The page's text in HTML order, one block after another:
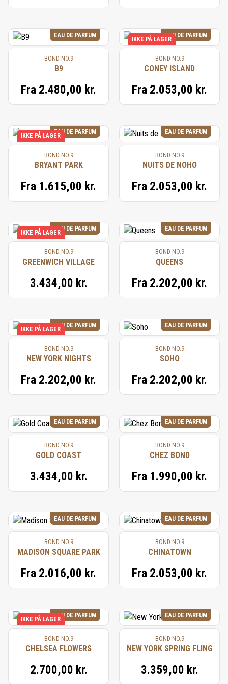
EAU DE PARFUM
BOND NO.9
B9
Fra 2.480,00 kr.
EAU DE PARFUM
IKKE PÅ LAGER
BOND NO.9
CONEY ISLAND
Fra 2.053,00 kr.
EAU DE PARFUM
IKKE PÅ LAGER
BOND NO.9
BRYANT PARK
Fra 1.615,00 kr.
EAU DE PARFUM
BOND NO.9
NUITS DE NOHO
Fra 2.053,00 kr.
EAU DE PARFUM
IKKE PÅ LAGER
BOND NO.9
GREENWICH VILLAGE
3.434,00 kr.
EAU DE PARFUM
BOND NO.9
QUEENS
Fra 2.202,00 kr.
EAU DE PARFUM
IKKE PÅ LAGER
BOND NO.9
NEW YORK NIGHTS
Fra 2.202,00 kr.
EAU DE PARFUM
BOND NO.9
SOHO
Fra 2.202,00 kr.
EAU DE PARFUM
BOND NO.9
GOLD COAST
3.434,00 kr.
EAU DE PARFUM
BOND NO.9
CHEZ BOND
Fra 1.990,00 kr.
EAU DE PARFUM
BOND NO.9
MADISON SQUARE PARK
Fra 2.016,00 kr.
EAU DE PARFUM
BOND NO.9
CHINATOWN
Fra 2.053,00 kr.
EAU DE PARFUM
IKKE PÅ LAGER
BOND NO.9
CHELSEA FLOWERS
2.700,00 kr.
EAU DE PARFUM
BOND NO.9
NEW YORK SPRING FLING
3.359,00 kr.